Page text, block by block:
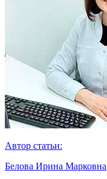
Автор статьи:
Белова Ирина Марковна